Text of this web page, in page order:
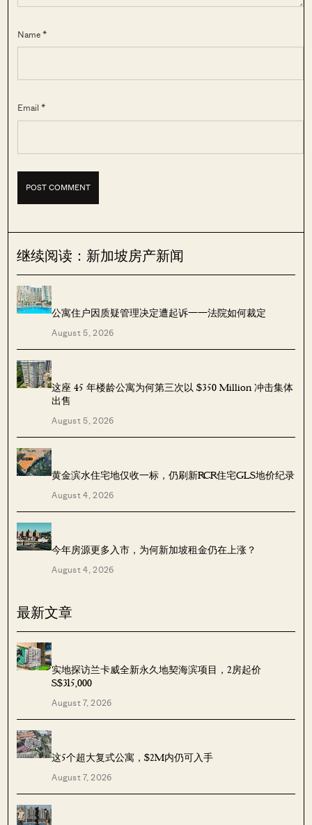
Name *
Email *
继续阅读：新加坡房产新闻
公寓住户因质疑管理决定遭起诉——法院如何裁定
August 5, 2026
这座 45 年楼龄公寓为何第三次以 $350 Million 冲击集体
出售
August 5, 2026
黄金滨水住宅地仅收一标，仍刷新RCR住宅GLS地价纪录
August 4, 2026
今年房源更多入市，为何新加坡租金仍在上涨？
August 4, 2026
最新文章
实地探访兰卡威全新永久地契海滨项目，2房起价
S$315,000
August 7, 2026
这5个超大复式公寓，$2M内仍可入手
August 7, 2026